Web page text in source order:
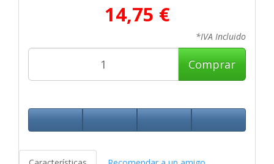
14,75 €
*IVA Incluido
Comprar